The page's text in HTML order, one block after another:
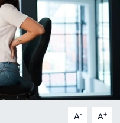
A- A+